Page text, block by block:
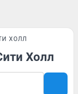
ХОЛЛ
Холл